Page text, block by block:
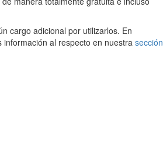
cargo adicional por utilizarlos. En
al respecto en nuestrasección